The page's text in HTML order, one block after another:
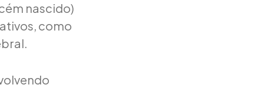
nascido)
como